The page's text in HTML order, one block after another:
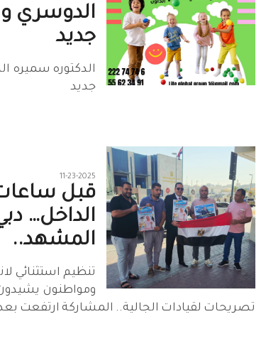
الدوسري
جديد
الدكتوره سميره
جديد
11-23-2025
قبل
الداخل…
المشهد..
تنظيم استثنائي
ومواطنون يشيدون
تصريحات لقيادات الجالية.. المشاركة ارتفعت